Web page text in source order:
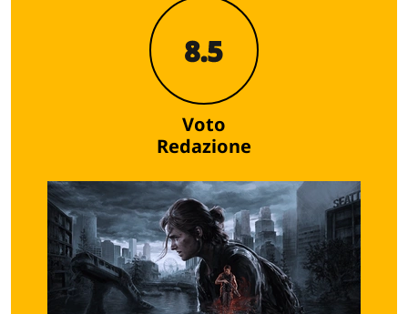
8.5
Voto
Redazione